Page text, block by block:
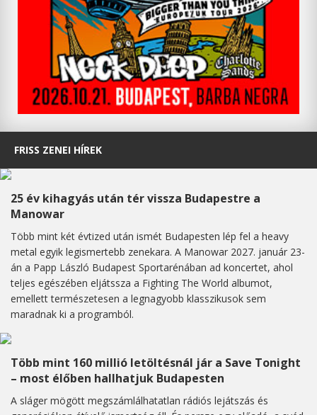
FRISS ZENEI HÍREK
25 év kihagyás után tér vissza Budapestre a
Manowar
Több mint két évtized után ismét Budapesten lép fel a heavy
metal egyik legismertebb zenekara. A Manowar 2027. január 23-
án a Papp László Budapest Sportarénában ad koncertet, ahol
teljes egészében eljátssza a Fighting The World albumot,
emellett természetesen a legnagyobb klasszikusok sem
maradnak ki a programból.
Több mint 160 millió letöltésnál jár a Save Tonight
– most élőben hallhatjuk Budapesten
A sláger mögött megszámlálhatatlan rádiós lejátszás és